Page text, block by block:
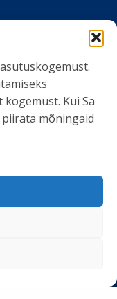
Kui Sa
mõningaid